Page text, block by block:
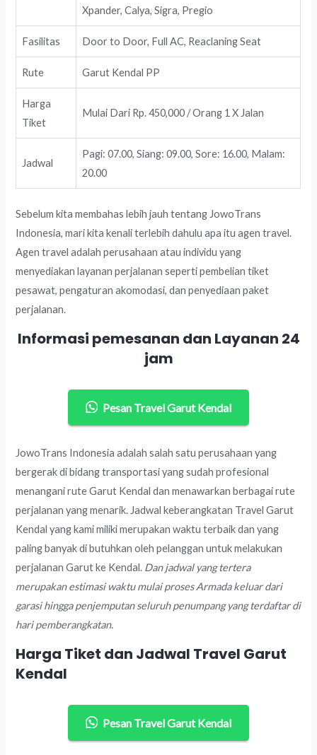
Xpander, Calya, Sigra, Pregio
Fasilitas Door to Door, Full AC, Reaclaning Seat
Rute Garut Kendal PP
Harga
Tiket
Mulai Dari Rp. 450,000 / Orang 1 X Jalan
Jadwal
Pagi: 07.00, Siang: 09.00, Sore: 16.00, Malam:
20.00
Sebelum kita membahas lebih jauh tentang JowoTrans
Indonesia, mari kita kenali terlebih dahulu apa itu agen travel.
Agen travel adalah perusahaan atau individu yang
menyediakan layanan perjalanan seperti pembelian tiket
pesawat, pengaturan akomodasi, dan penyediaan paket
perjalanan.
Informasi pemesanan dan Layanan 24
jam
Pesan Travel Garut Kendal
JowoTrans Indonesia adalah salah satu perusahaan yang
bergerak di bidang transportasi yang sudah profesional
menangani rute Garut Kendal dan menawarkan berbagai rute
perjalanan yang menarik. Jadwal keberangkatan Travel Garut
Kendal yang kami miliki merupakan waktu terbaik dan yang
paling banyak di butuhkan oleh pelanggan untuk melakukan
perjalanan Garut ke Kendal. Dan jadwal yang tertera
merupakan estimasi waktu mulai proses Armada keluar dari
garasi hingga penjemputan seluruh penumpang yang terdaftar di
hari pemberangkatan.
Harga Tiket dan Jadwal Travel Garut
Kendal
Pesan Travel Garut Kendal